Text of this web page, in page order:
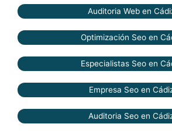
Auditoria Web en
Optimización Seo en
Especialistas Seo en
Empresa Seo en
Auditoria Seo en